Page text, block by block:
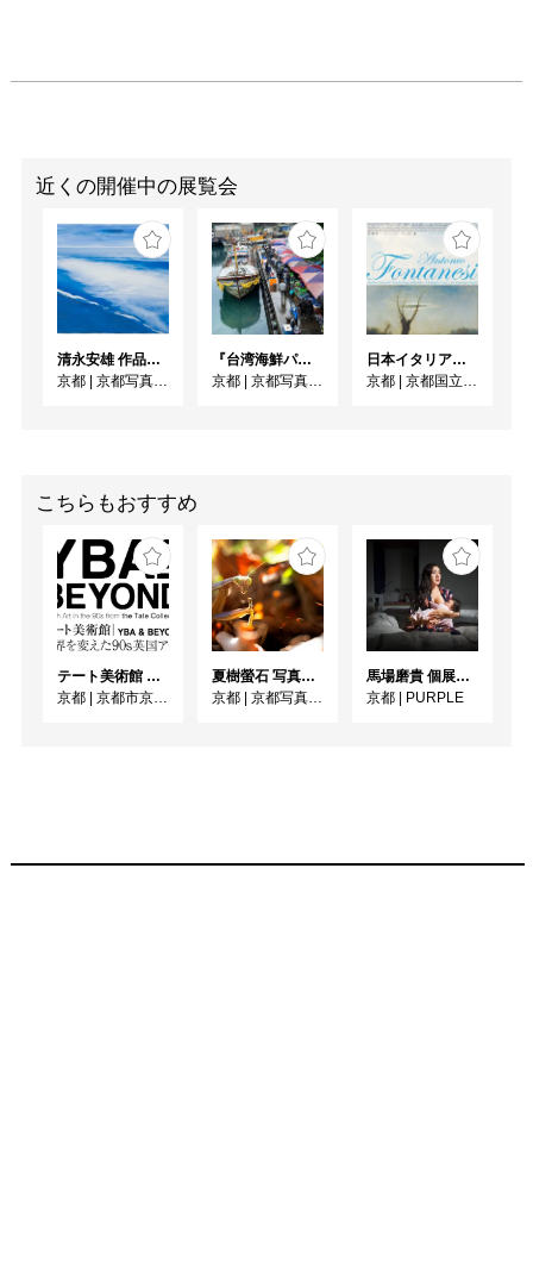
近くの開催中の展覧会
清永安雄 作品展「Sea」
京都
京都写真美術館 ギャラリー・ジャパネスク
『台湾海鮮パラダイス』出版記念 清永安雄 写真展
京都
京都写真美術館 ギャラリー・ジャパネスク
日本イタリア国交樹立160周年記念／フォンタネージ来日150周年記念 フォンタネージーイタリアの光・心の風景
京都
京都国立近代美術館
こちらもおすすめ
テート美術館 ― YBA & BEYOND 世界を変えた90s英国アート
京都
京都市京セラ美術館
夏樹螢石 写真展「四季彩ノ国」
京都
京都写真美術館 ギャラリー・ジャパネスク
馬場磨貴 個展 「DONOR」
京都
PURPLE